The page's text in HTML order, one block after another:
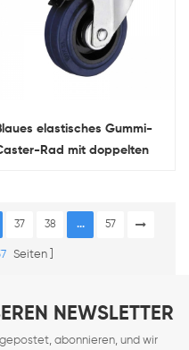
elastisches Gummi-
Rad mit doppelten
37 38 ... 57
Seiten
NEWSLETTER
abonnieren, und wir